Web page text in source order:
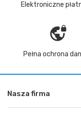
Elektroniczne
vpn_lock
Pełna ochrona
Nasza firma